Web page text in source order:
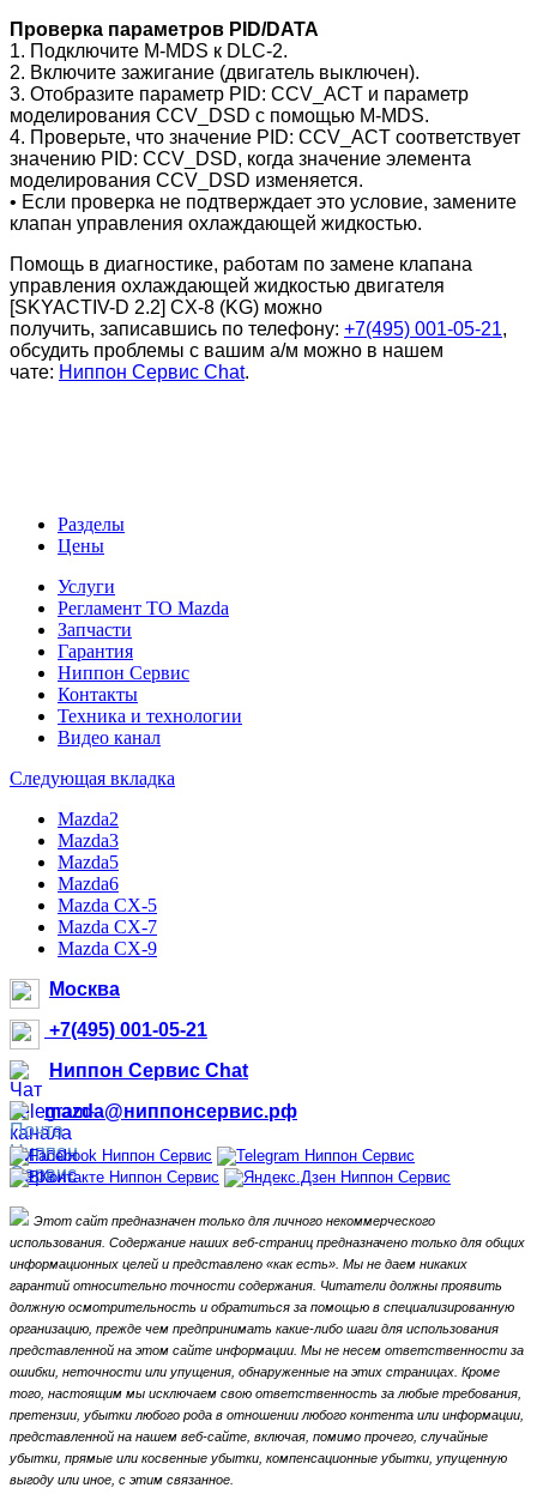
Проверка параметров PID/DATA
1. Подключите M-MDS к DLC-2.
2. Включите зажигание (двигатель выключен).
3. Отобразите параметр PID: CCV_ACT и параметр
моделирования CCV_DSD с помощью M-MDS.
4. Проверьте, что значение PID: CCV_ACT соответствует
значению PID: CCV_DSD, когда значение элемента
моделирования CCV_DSD изменяется.
• Если проверка не подтверждает это условие, замените
клапан управления охлаждающей жидкостью.
Помощь в диагностике, работам по замене клапана
управления охлаждающей жидкостью двигателя
[SKYACTIV-D 2.2] CX-8 (KG) можно
получить, записавшись по телефону: +7(495) 001-05-21,
обсудить проблемы с вашим а/м можно в нашем
чате: Ниппон Сервис Chat.
Разделы
Цены
Услуги
Регламент ТО Mazda
Запчасти
Гарантия
Ниппон Сервис
Контакты
Техника и технологии
Видео канал
Следующая вкладка
Mazda2
Mazda3
Mazda5
Mazda6
Mazda CX-5
Mazda CX-7
Mazda CX-9
Москва
+7(495) 001-05-21
Ниппон Сервис Chat
mazda@ниппонсервис.рф
Этот сайт предназначен только для личного некоммерческого
использования. Содержание наших веб-страниц предназначено только для общих
информационных целей и представлено «как есть». Мы не даем никаких
гарантий относительно точности содержания. Читатели должны проявить
должную осмотрительность и обратиться за помощью в специализированную
организацию, прежде чем предпринимать какие-либо шаги для использования
представленной на этом сайте информации. Мы не несем ответственности за
ошибки, неточности или упущения, обнаруженные на этих страницах. Кроме
того, настоящим мы исключаем свою ответственность за любые требования,
претензии, убытки любого рода в отношении любого контента или информации,
представленной на нашем веб-сайте, включая, помимо прочего, случайные
убытки, прямые или косвенные убытки, компенсационные убытки, упущенную
выгоду или иное, с этим связанное.